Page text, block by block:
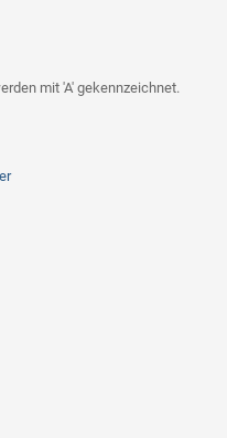
mit 'A' gekennzeichnet.